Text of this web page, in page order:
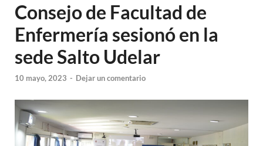
Consejo de Facultad de
Enfermería sesionó en la
sede Salto Udelar
10 mayo, 2023 - Dejar un comentario